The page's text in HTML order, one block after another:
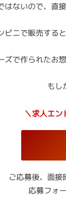
ないので、直
ニで販売する
で作られたお
もし
＼求人エ
ご応募後、面接
応募フォ